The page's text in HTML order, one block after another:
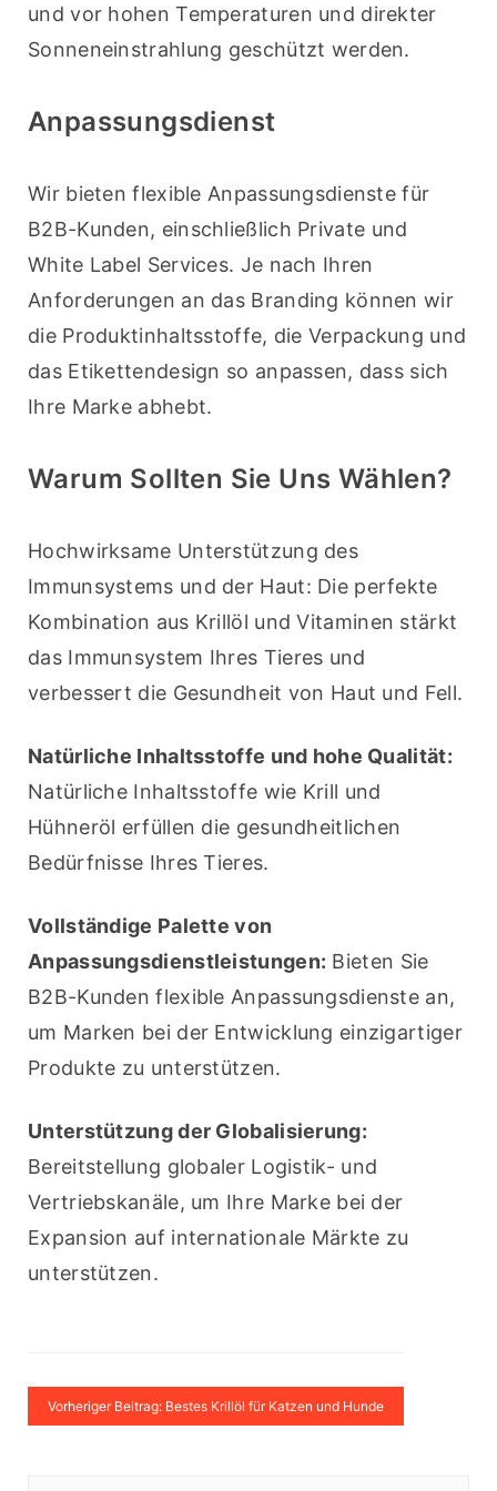
und vor hohen Temperaturen und direkter
Sonneneinstrahlung geschützt werden.
Anpassungsdienst
Wir bieten flexible Anpassungsdienste für
B2B-Kunden, einschließlich Private und
White Label Services. Je nach Ihren
Anforderungen an das Branding können wir
die Produktinhaltsstoffe, die Verpackung und
das Etikettendesign so anpassen, dass sich
Ihre Marke abhebt.
Warum Sollten Sie Uns Wählen?
Hochwirksame Unterstützung des
Immunsystems und der Haut: Die perfekte
Kombination aus Krillöl und Vitaminen stärkt
das Immunsystem Ihres Tieres und
verbessert die Gesundheit von Haut und Fell.
Natürliche Inhaltsstoffe und hohe Qualität:
Natürliche Inhaltsstoffe wie Krill und
Hühneröl erfüllen die gesundheitlichen
Bedürfnisse Ihres Tieres.
Vollständige Palette von
Anpassungsdienstleistungen: Bieten Sie
B2B-Kunden flexible Anpassungsdienste an,
um Marken bei der Entwicklung einzigartiger
Produkte zu unterstützen.
Unterstützung der Globalisierung:
Bereitstellung globaler Logistik- und
Vertriebskanäle, um Ihre Marke bei der
Expansion auf internationale Märkte zu
unterstützen.
Vorheriger Beitrag: Bestes Krillöl für Katzen und Hunde